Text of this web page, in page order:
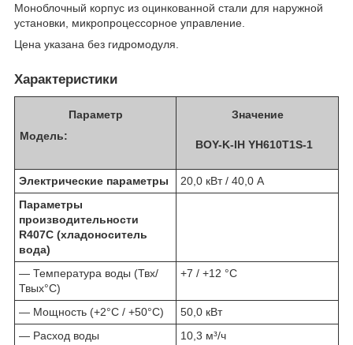
Моноблочный корпус из оцинкованной стали для наружной
установки, микропроцессорное управление.
Цена указана без гидромодуля.
Характеристики
Параметр​​​​​​
Модель:
Значение
BOY-K-IH YH610T1S-1
Электрические параметры
20,0 кВт / 40,0 А
Параметры
производительности
R407C (хладоноситель
вода)
— Температура воды (Твх/
Твых°С)
+7 / +12 °С
— Мощность (+2°С / +50°С)
50,0 кВт
— Расход воды
10,3 м³/ч